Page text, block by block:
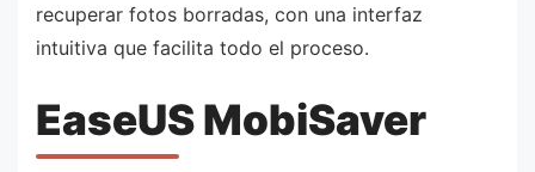
recuperar fotos borradas, con una interfaz
intuitiva que facilita todo el proceso.
EaseUS MobiSaver